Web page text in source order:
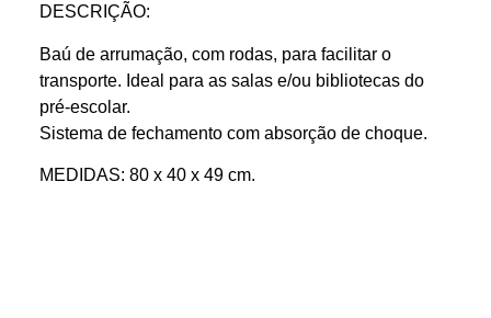
DESCRIÇÃO:
Baú de arrumação, com rodas, para facilitar o
transporte. Ideal para as salas e/ou bibliotecas do
pré-escolar.
Sistema de fechamento com absorção de choque.
MEDIDAS: 80 x 40 x 49 cm.